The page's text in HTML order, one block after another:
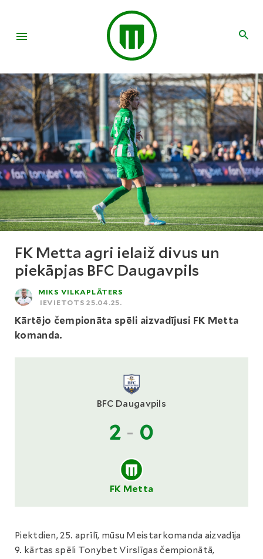
FK Metta agri ielaiž divus un
piekāpjas BFC Daugavpils
MIKS VILKAPLĀTERS
IEVIETOTS 25.04.25.
Kārtējo čempionāta spēli aizvadījusi FK Metta
komanda.
BFC Daugavpils
2 - 0
FK Metta
Piektdien, 25. aprīlī, mūsu Meistarkomanda aizvadīja
9. kārtas spēli Tonybet Virslīgas čempionātā,